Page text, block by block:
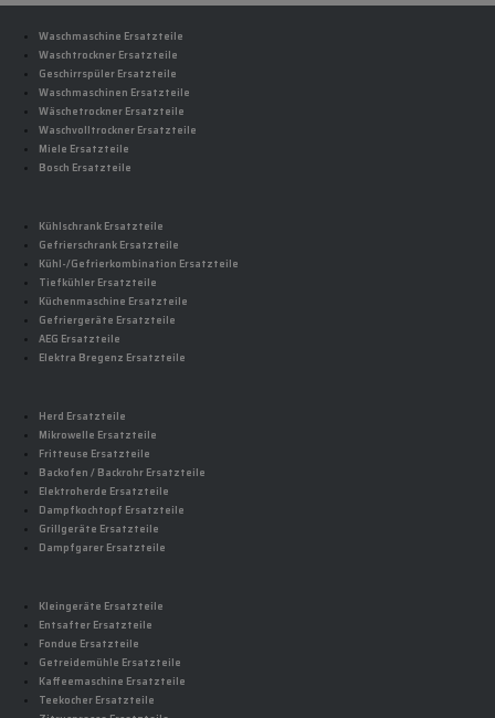
Waschmaschine Ersatzteile
Waschtrockner Ersatzteile
Geschirrspüler Ersatzteile
Waschmaschinen Ersatzteile
Wäschetrockner Ersatzteile
Waschvolltrockner Ersatzteile
Miele Ersatzteile
Bosch Ersatzteile
Kühlschrank Ersatzteile
Gefrierschrank Ersatzteile
Kühl-/Gefrierkombination Ersatzteile
Tiefkühler Ersatzteile
Küchenmaschine Ersatzteile
Gefriergeräte Ersatzteile
AEG Ersatzteile
Elektra Bregenz Ersatzteile
Herd Ersatzteile
Mikrowelle Ersatzteile
Fritteuse Ersatzteile
Backofen / Backrohr Ersatzteile
Elektroherde Ersatzteile
Dampfkochtopf Ersatzteile
Grillgeräte Ersatzteile
Dampfgarer Ersatzteile
Kleingeräte Ersatzteile
Entsafter Ersatzteile
Fondue Ersatzteile
Getreidemühle Ersatzteile
Kaffeemaschine Ersatzteile
Teekocher Ersatzteile